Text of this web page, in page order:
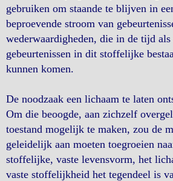
gebruiken om staande te blijven in
beproevende stroom van
wederwaardigheden, die in de tijd
gebeurtenissen in dit stoffelijke
kunnen komen.
De noodzaak een lichaam te laten
Om die beoogde, aan zichzelf
toestand mogelijk te maken, zou de
geleidelijk aan moeten toegroeien
stoffelijke, vaste levensvorm, het
vaste stoffelijkheid het tegendeel is